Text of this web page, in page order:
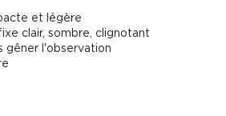
et légère
clair, sombre, clignotant
gêner l'observation